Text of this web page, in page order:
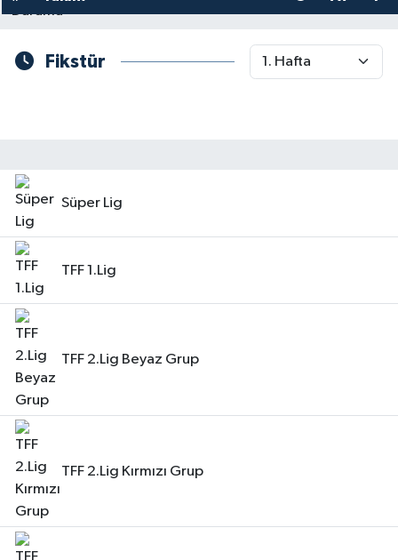
Fikstür
Süper Lig
TFF 1.Lig
TFF 2.Lig Beyaz Grup
TFF 2.Lig Kırmızı Grup